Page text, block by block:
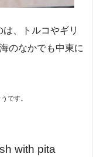
、トルコやギリ
のなかでも中東に
です。
with pita